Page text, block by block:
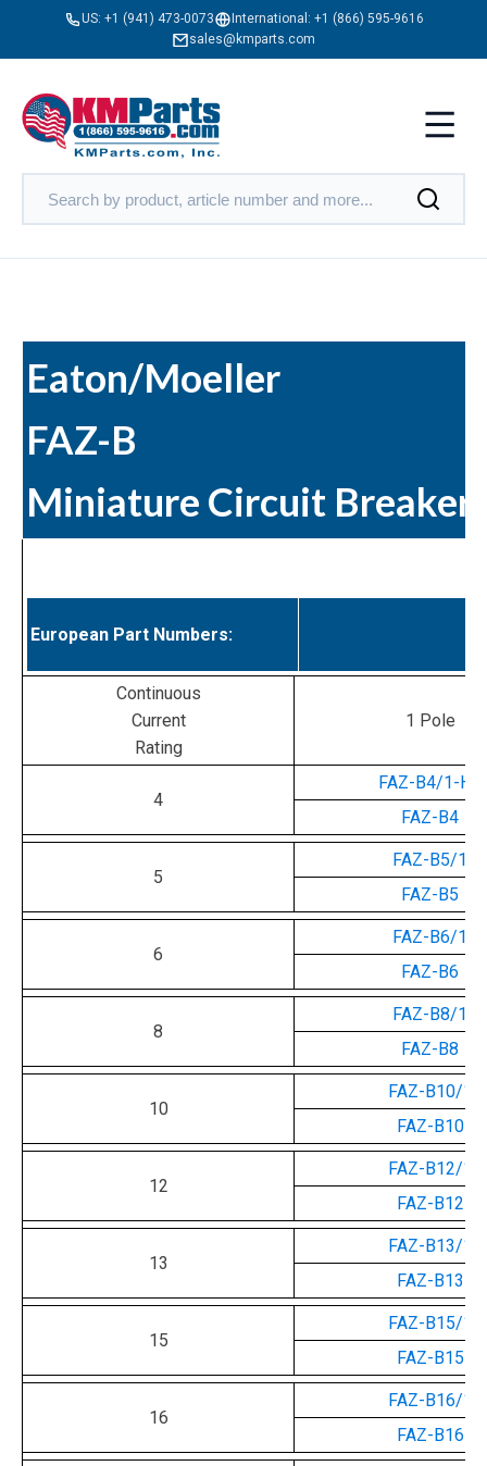
US: +1 (941) 473-0073 International: +1 (866) 595-9616
sales@kmparts.com
Eaton/Moeller
FAZ-B
Miniature Circuit Breaker
European Part Numbers:
Continuous
Current
Rating
1 Pole
4
FAZ-B4/1-HS
FAZ-B4
5
FAZ-B5/1
FAZ-B5
6
FAZ-B6/1
FAZ-B6
8
FAZ-B8/1
FAZ-B8
10
FAZ-B10/1
FAZ-B10
12
FAZ-B12/1
FAZ-B12
13
FAZ-B13/1
FAZ-B13
15
FAZ-B15/1
FAZ-B15
16
FAZ-B16/1
FAZ-B16